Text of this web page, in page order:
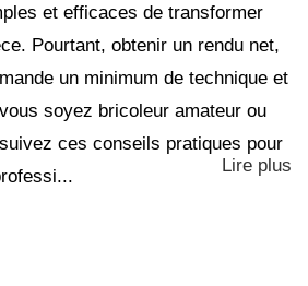
et efficaces de transformer
Pourtant, obtenir un rendu net,
un minimum de technique et
soyez bricoleur amateur ou
ces conseils pratiques pour
Lire plus